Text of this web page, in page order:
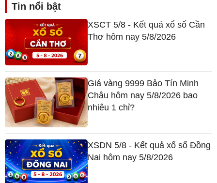
Tin nổi bật
XSCT 5/8 - Kết quả xổ số Cần
Thơ hôm nay 5/8/2026
Giá vàng 9999 Bảo Tín Minh
Châu hôm nay 5/8/2026 bao
nhiêu 1 chỉ?
XSDN 5/8 - Kết quả xổ số Đồng
Nai hôm nay 5/8/2026